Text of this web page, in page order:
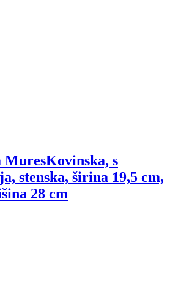
MuresKovinska, s
stenska, širina 19,5 cm,
28 cm